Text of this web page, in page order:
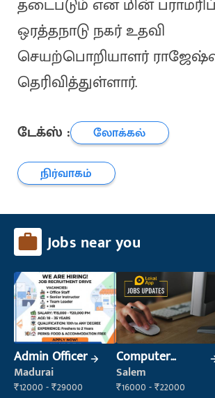
தடைபடும் என மின்
ஒரத்தநாடு நகர் உதவி
செயற்பொறியாளர்
தெரிவித்துள்ளார்.
டேக்ஸ் :
லோக்கல்
நிர்வாகம்
Jobs near you
Admin Officer
Madurai
₹12000 - ₹29000
Computer
Operator
Salem
₹16000 - ₹22000